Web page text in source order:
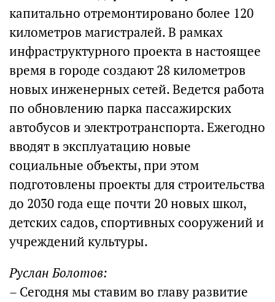
капитально отремонтировано более 120
километров магистралей. В рамках
инфраструктурного проекта в настоящее
время в городе создают 28 километров
новых инженерных сетей. Ведется работа
по обновлению парка пассажирских
автобусов и электротранспорта. Ежегодно
вводят в эксплуатацию новые
социальные объекты, при этом
подготовлены проекты для строительства
до 2030 года еще почти 20 новых школ,
детских садов, спортивных сооружений и
учреждений культуры.
Руслан Болотов:
– Сегодня мы ставим во главу развитие